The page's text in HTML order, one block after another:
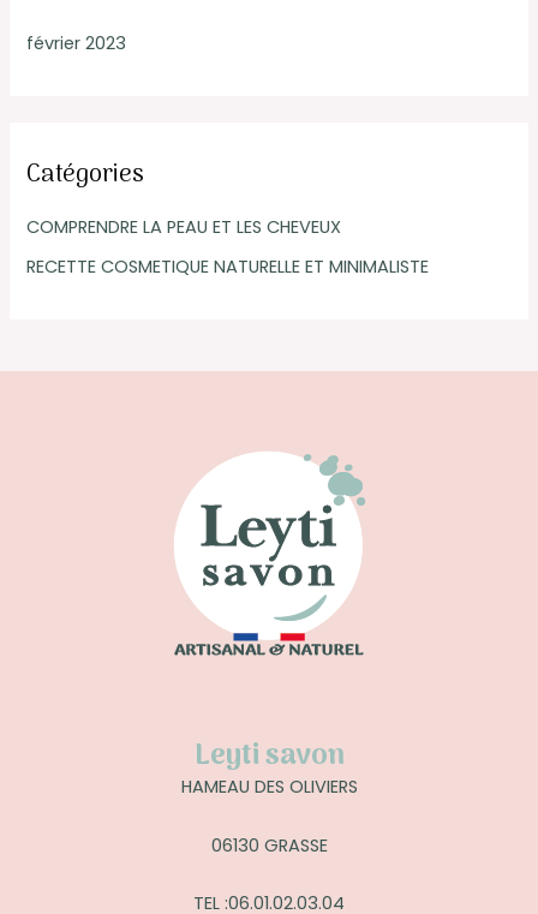
février 2023
Catégories
COMPRENDRE LA PEAU ET LES CHEVEUX
RECETTE COSMETIQUE NATURELLE ET MINIMALISTE
Leyti savon
HAMEAU DES OLIVIERS
06130 GRASSE
TEL :06.01.02.03.04